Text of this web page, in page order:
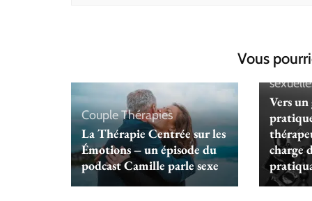
Vous
CoupleThérapies
La Thérapie Centrée sur les
Émotions – un épisode du
podcast Camille parle sexe
Non
Vers
charge